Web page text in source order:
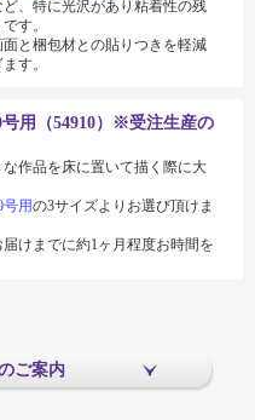
、特に光沢があり粘着性の残
す。
と梱包材との貼りつきを軽減
す。
用（54910）※受注生産の
作品を床に置いて描く際に大
号用の3サイズよりお選び頂けま
けまでに約1ヶ月程度お時間を
ご案内